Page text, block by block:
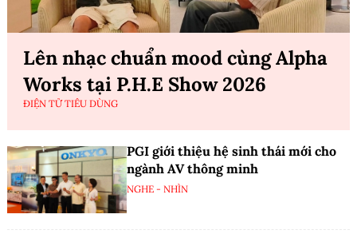
Lên nhạc chuẩn mood cùng Alpha
Works tại P.H.E Show 2026
ĐIỆN TỬ TIÊU DÙNG
PGI giới thiệu hệ sinh thái mới cho
ngành AV thông minh
NGHE - NHÌN